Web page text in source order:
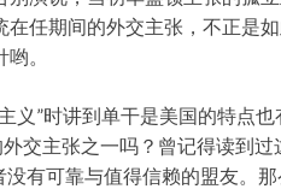
任期间的外交主张，不正是
。
义”时讲到单干是美国的特点
交主张之一吗？曾记得读到
有可靠与值得信赖的盟友。